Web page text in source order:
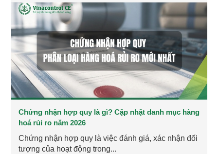
Chứng nhận hợp quy là gì? Cập nhật danh mục hàng
hoá rủi ro năm 2026
Chứng nhận hợp quy là việc đánh giá, xác nhận đối
tượng của hoạt động trong...